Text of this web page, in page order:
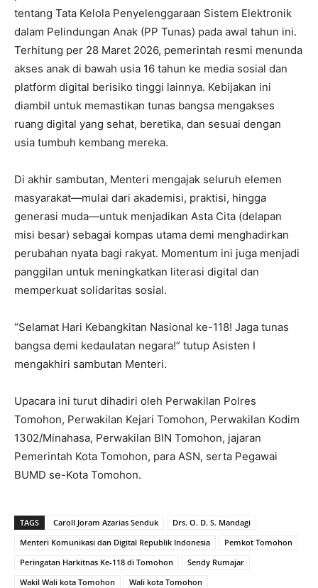
tentang Tata Kelola Penyelenggaraan Sistem Elektronik
dalam Pelindungan Anak (PP Tunas) pada awal tahun ini.
Terhitung per 28 Maret 2026, pemerintah resmi menunda
akses anak di bawah usia 16 tahun ke media sosial dan
platform digital berisiko tinggi lainnya. Kebijakan ini
diambil untuk memastikan tunas bangsa mengakses
ruang digital yang sehat, beretika, dan sesuai dengan
usia tumbuh kembang mereka.
Di akhir sambutan, Menteri mengajak seluruh elemen
masyarakat—mulai dari akademisi, praktisi, hingga
generasi muda—untuk menjadikan Asta Cita (delapan
misi besar) sebagai kompas utama demi menghadirkan
perubahan nyata bagi rakyat. Momentum ini juga menjadi
panggilan untuk meningkatkan literasi digital dan
memperkuat solidaritas sosial.
“Selamat Hari Kebangkitan Nasional ke-118! Jaga tunas
bangsa demi kedaulatan negara!” tutup Asisten I
mengakhiri sambutan Menteri.
Upacara ini turut dihadiri oleh Perwakilan Polres
Tomohon, Perwakilan Kejari Tomohon, Perwakilan Kodim
1302/Minahasa, Perwakilan BIN Tomohon, jajaran
Pemerintah Kota Tomohon, para ASN, serta Pegawai
BUMD se-Kota Tomohon.
TAGS Caroll Joram Azarias Senduk
Drs. O. D. S. Mandagi
Menteri Komunikasi dan Digital Republik Indonesia
Pemkot Tomohon
Peringatan Harkitnas Ke-118 di Tomohon
Sendy Rumajar
Wakil Wali kota Tomohon
Wali kota Tomohon